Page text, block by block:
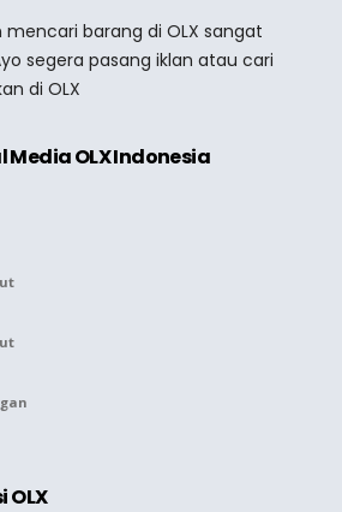
mencari barang di OLX sangat
segera pasang iklan atau cari
di OLX
OLX Indonesia
OLX